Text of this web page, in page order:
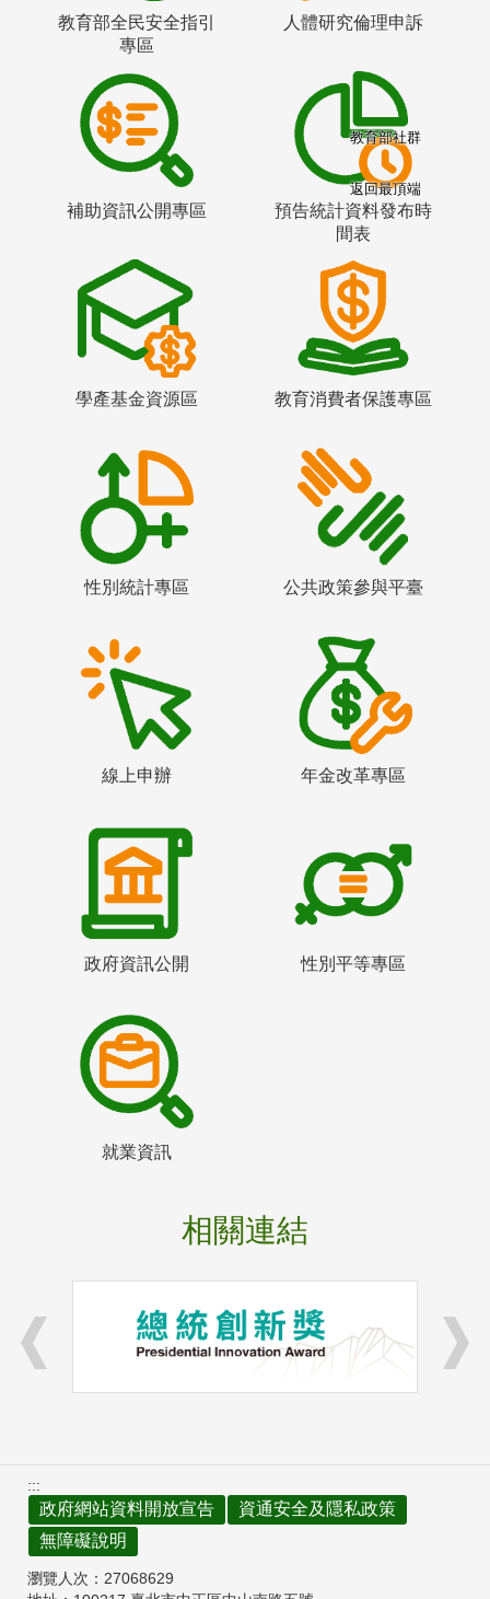
教育部全民安全指引
專區
人體研究倫理申訴
補助資訊公開專區
預告統計資料發布時
間表
學產基金資源區 教育消費者保護專區
性別統計專區 公共政策參與平臺
線上申辦 年金改革專區
政府資訊公開 性別平等專區
就業資訊
相關連結
教育部社群
返回最頂端
:::
政府網站資料開放宣告
資通安全及隱私政策
無障礙說明
瀏覽人次： 27068629